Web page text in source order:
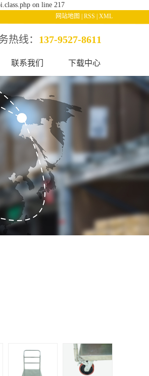
on line 217
网站地图 RSS XML
热线： 137-9527-8611
联系我们 下载中心